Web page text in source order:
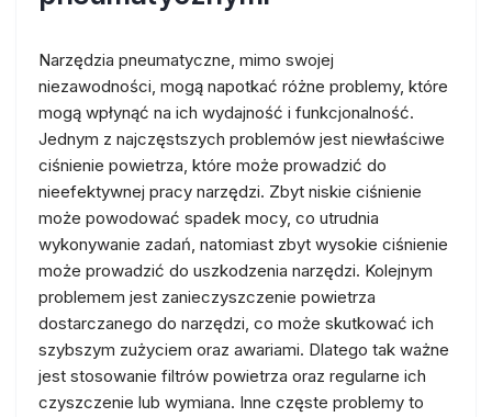
Narzędzia pneumatyczne, mimo swojej
niezawodności, mogą napotkać różne problemy, które
mogą wpłynąć na ich wydajność i funkcjonalność.
Jednym z najczęstszych problemów jest niewłaściwe
ciśnienie powietrza, które może prowadzić do
nieefektywnej pracy narzędzi. Zbyt niskie ciśnienie
może powodować spadek mocy, co utrudnia
wykonywanie zadań, natomiast zbyt wysokie ciśnienie
może prowadzić do uszkodzenia narzędzi. Kolejnym
problemem jest zanieczyszczenie powietrza
dostarczanego do narzędzi, co może skutkować ich
szybszym zużyciem oraz awariami. Dlatego tak ważne
jest stosowanie filtrów powietrza oraz regularne ich
czyszczenie lub wymiana. Inne częste problemy to